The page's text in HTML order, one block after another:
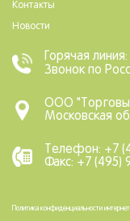
Контакты
Новости
Горячая линия:
Звонок по
ООО
Московская
Телефон: +7
Факс: +7 (495)
Политика конфиденциальности